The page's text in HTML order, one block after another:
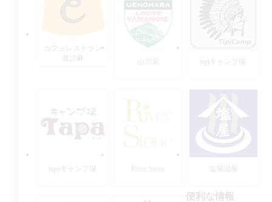
カフェレストラン
亜詩麻
山の家 tipiキャンプ場
tapaキャンプ場 River Stone 塩屋温泉
便利な情報